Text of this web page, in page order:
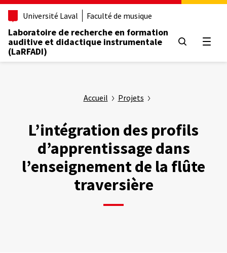
Aller
contenu
principal
Université Laval Faculté de musique
Laboratoire de recherche en formation
auditive et didactique instrumentale
(LaRFADI)
Accueil Projets
L’intégration des profils
d’apprentissage dans
l’enseignement de la flûte
traversière